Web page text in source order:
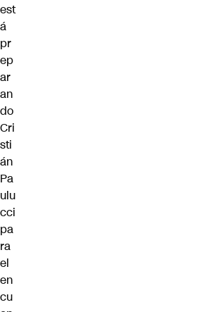
est
á
pr
ep
ar
an
do
Cri
sti
án
Pa
ulu
cci
pa
ra
el
en
cu